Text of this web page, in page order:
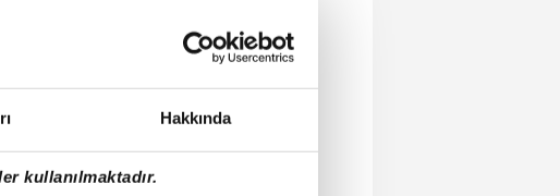
Hakkında
kullanılmaktadır.